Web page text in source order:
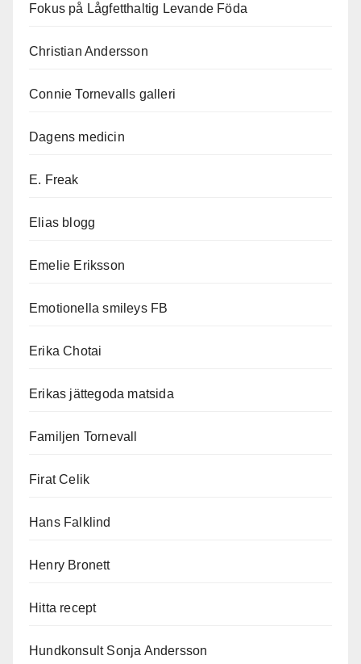
Fokus på Lågfetthaltig Levande Föda
Christian Andersson
Connie Tornevalls galleri
Dagens medicin
E. Freak
Elias blogg
Emelie Eriksson
Emotionella smileys FB
Erika Chotai
Erikas jättegoda matsida
Familjen Tornevall
Firat Celik
Hans Falklind
Henry Bronett
Hitta recept
Hundkonsult Sonja Andersson